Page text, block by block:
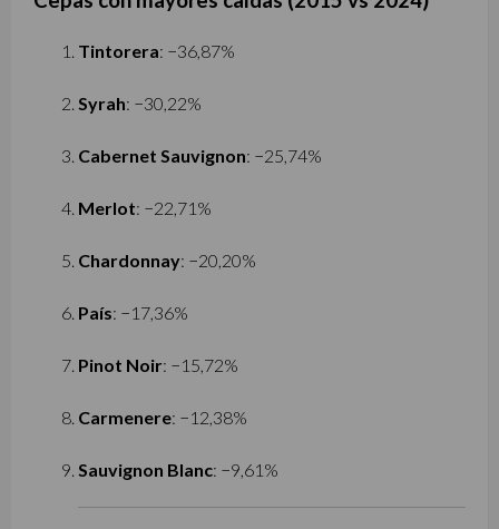
Tintorera: −36,87%
Syrah: −30,22%
Cabernet Sauvignon: −25,74%
Merlot: −22,71%
Chardonnay: −20,20%
País: −17,36%
Pinot Noir: −15,72%
Carmenere: −12,38%
Sauvignon Blanc: −9,61%